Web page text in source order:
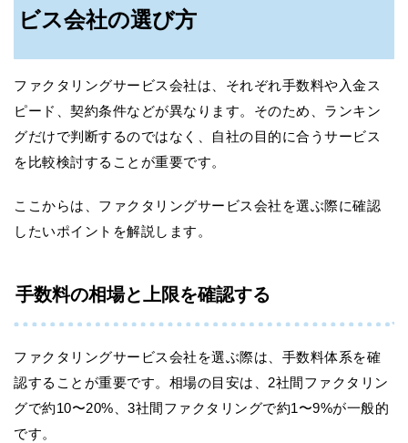
ビス会社の選び方
ファクタリングサービス会社は、それぞれ手数料や入金ス
ピード、契約条件などが異なります。そのため、ランキン
グだけで判断するのではなく、自社の目的に合うサービス
を比較検討することが重要です。
ここからは、ファクタリングサービス会社を選ぶ際に確認
したいポイントを解説します。
手数料の相場と上限を確認する
ファクタリングサービス会社を選ぶ際は、手数料体系を確
認することが重要です。相場の目安は、2社間ファクタリン
グで約10〜20%、3社間ファクタリングで約1〜9%が一般的
です。